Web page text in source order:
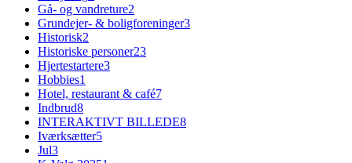
Gå- og vandreture2
Grundejer- & boligforeninger3
Historisk2
Historiske personer23
Hjertestartere3
Hobbies1
Hotel, restaurant & café7
Indbrud8
INTERAKTIVT BILLEDE8
Iværksætter5
Jul3